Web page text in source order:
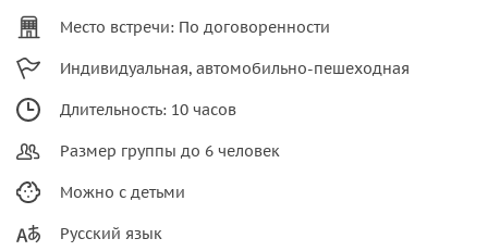
Место встречи: По договоренности
Индивидуальная, автомобильно-пешеходная
Длительность: 10 часов
Размер группы до 6 человек
Можно с детьми
Русский язык